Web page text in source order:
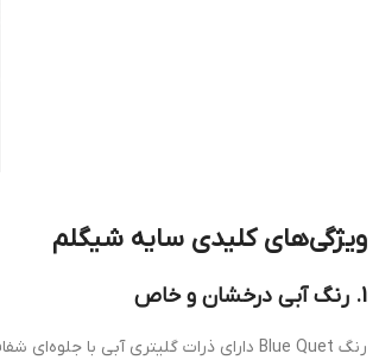
ویژگی‌های کلیدی سایه شیگلم
1. رنگ آبی درخشان و خاص
رنگ Blue Quet دارای ذرات گلیتری آبی با جلوه‌ای شفاف و درخشان است که برای آرایش‌های جسورانه و خاص ایده‌آل است.